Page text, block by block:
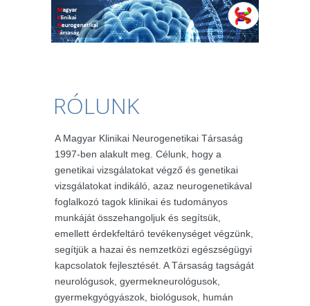
RÓLUNK
A Magyar Klinikai Neurogenetikai Társaság
1997-ben alakult meg. Célunk, hogy a
genetikai vizsgálatokat végző és genetikai
vizsgálatokat indikáló, azaz neurogenetikával
foglalkozó tagok klinikai és tudományos
munkáját összehangoljuk és segítsük,
emellett érdekfeltáró tevékenységet végzünk,
segítjük a hazai és nemzetközi egészségügyi
kapcsolatok fejlesztését. A Társaság tagságát
neurológusok, gyermekneurológusok,
gyermekgyógyászok, biológusok, humán